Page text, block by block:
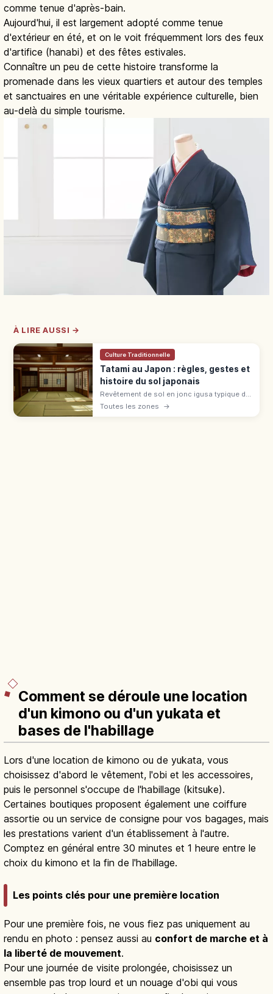
comme tenue d'après-bain.
Aujourd'hui, il est largement adopté comme tenue
d'extérieur en été, et on le voit fréquemment lors des feux
d'artifice (hanabi) et des fêtes estivales.
Connaître un peu de cette histoire transforme la
promenade dans les vieux quartiers et autour des temples
et sanctuaires en une véritable expérience culturelle, bien
au-delà du simple tourisme.
À LIRE AUSSI →
Culture Traditionnelle
Tatami au Japon : règles, gestes et
histoire du sol japonais
Revêtement de sol en jonc igusa typique du
washitsu, le tatami se généralise à l'époque
Toutes les zones →
Comment se déroule une location
d'un kimono ou d'un yukata et
bases de l'habillage
Lors d'une location de kimono ou de yukata, vous
choisissez d'abord le vêtement, l'obi et les accessoires,
puis le personnel s'occupe de l'habillage (kitsuke).
Certaines boutiques proposent également une coiffure
assortie ou un service de consigne pour vos bagages, mais
les prestations varient d'un établissement à l'autre.
Comptez en général entre 30 minutes et 1 heure entre le
choix du kimono et la fin de l'habillage.
Les points clés pour une première location
Pour une première fois, ne vous fiez pas uniquement au
rendu en photo : pensez aussi au confort de marche et à
la liberté de mouvement.
Pour une journée de visite prolongée, choisissez un
ensemble pas trop lourd et un nouage d'obi qui vous